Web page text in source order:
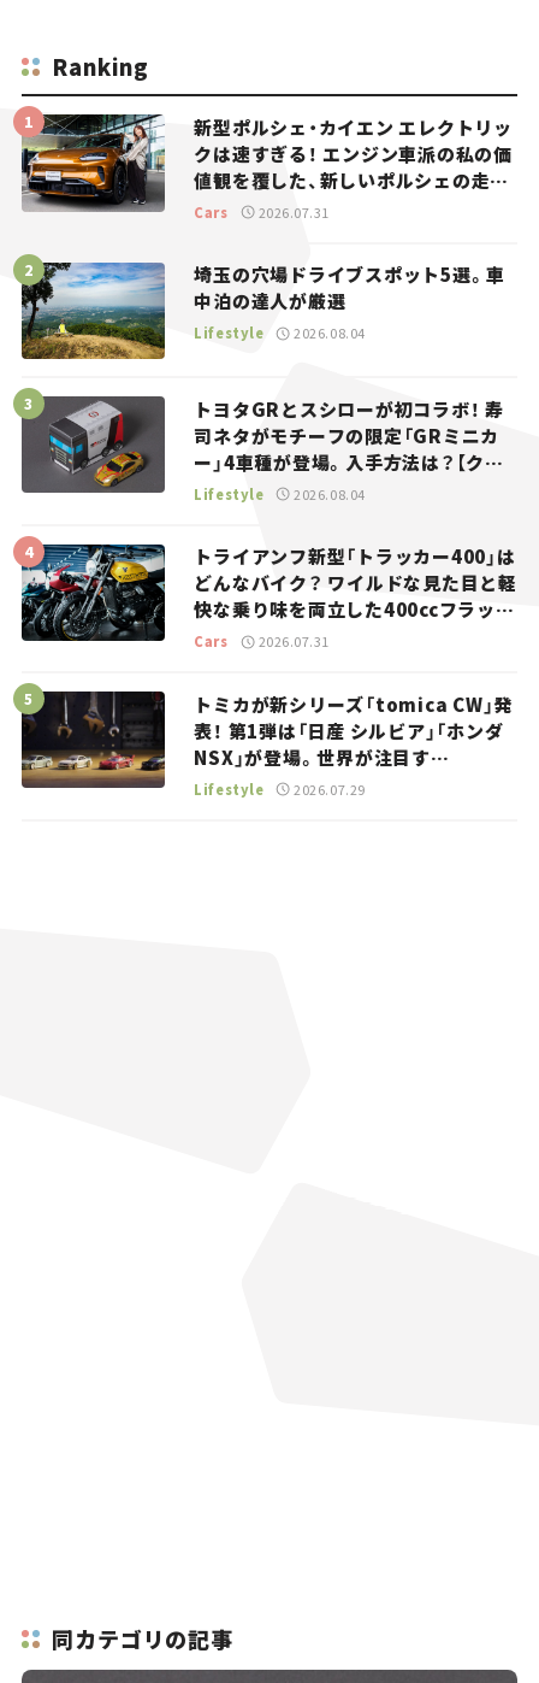
Ranking
新型ポルシェ・カイエン エレクトリッ
クは速すぎる！ エンジン車派の私の価
値観を覆した、新しいポルシェの走
り。
Cars 2026.07.31
埼玉の穴場ドライブスポット5選。車
中泊の達人が厳選
Lifestyle 2026.08.04
トヨタGRとスシローが初コラボ！ 寿
司ネタがモチーフの限定「GRミニカ
ー」4車種が登場。入手方法は？【クル
マとホビー】
Lifestyle 2026.08.04
トライアンフ新型「トラッカー400」は
どんなバイク？ ワイルドな見た目と軽
快な乗り味を両立した400ccフラット
トラッカー【試乗レビュー】
Cars 2026.07.31
トミカが新シリーズ「tomica CW」発
表！ 第1弾は「日産 シルビア」「ホンダ
NSX」が登場。世界が注目す
る“JDM”に焦点【クルマとホビー】
Lifestyle 2026.07.29
同カテゴリの記事